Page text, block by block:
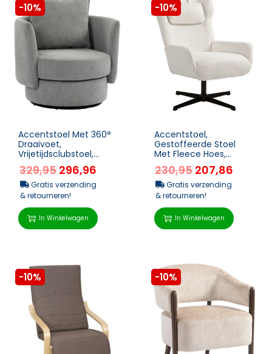
-10%
Accentstoel Met 360°
Draaivoet,
Vrijetijdsclubstoel,
Stoffen Bekleding In
Linnenlook, Met Kussen
In...
329,95 296,96
Gratis verzending
& retourneren!
In Winkelwagen
-10%
Accentstoel,
Gestoffeerde Stoel
Met Fleece Hoes,
Draaivoet, Metalen
Frame, Crèmewit
230,95 207,86
Gratis verzending
& retourneren!
In Winkelwagen
-10% -10%